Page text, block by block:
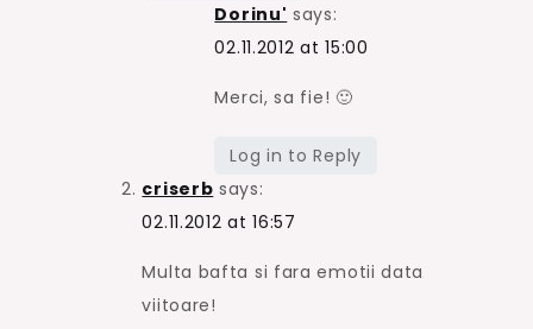
Dorinu' says:
02.11.2012 at 15:00
Merci, sa fie! 🙂
Log in to Reply
criserb says:
02.11.2012 at 16:57
Multa bafta si fara emotii data
viitoare!